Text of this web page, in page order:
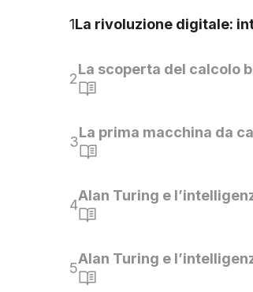
1La rivoluzione digitale:
2
La scoperta del calcolo
3
La prima macchina da
4
Alan Turing e
5
Alan Turing e